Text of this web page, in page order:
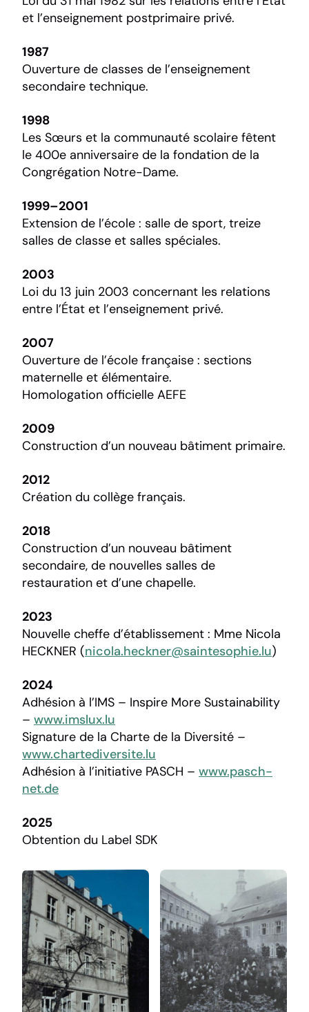
et l’enseignement postprimaire privé.
1987
Ouverture de classes de l’enseignement
secondaire technique.
1998
Les Sœurs et la communauté scolaire fêtent
le 400e anniversaire de la fondation de la
Congrégation Notre-Dame.
1999–2001
Extension de l’école : salle de sport, treize
salles de classe et salles spéciales.
2003
Loi du 13 juin 2003 concernant les relations
entre l’État et l’enseignement privé.
2007
Ouverture de l’école française : sections
maternelle et élémentaire.
Homologation officielle AEFE
2009
Construction d’un nouveau bâtiment primaire.
2012
Création du collège français.
2018
Construction d’un nouveau bâtiment
secondaire, de nouvelles salles de
restauration et d’une chapelle.
2023
Nouvelle cheffe d’établissement : Mme Nicola
HECKNER (nicola.heckner@saintesophie.lu)
2024
Adhésion à l’IMS – Inspire More Sustainability
– www.imslux.lu
Signature de la Charte de la Diversité –
www.chartediversite.lu
Adhésion à l’initiative PASCH – www.pasch-
net.de
2025
Obtention du Label SDK